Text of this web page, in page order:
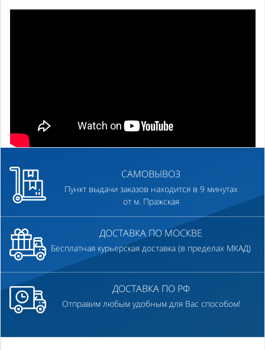
САМОВЫВОЗ
Пункт выдачи заказов находится в 9 минутах
от м. Пражская
ДОСТАВКА ПО МОСКВЕ
Бесплатная курьерская доставка (в пределах МКАД)
ДОСТАВКА ПО РФ
Отправим любым удобным для Вас способом!